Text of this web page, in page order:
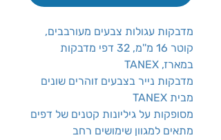
מדבקות עגולות צבעים מעורבבים,
קוטר 16 מ''מ, 32 דפי מדבקות
במארז, TANEX
מדבקות נייר בצבעים זוהרים שונים
מבית TANEX
מסופקות על גיליונות קטנים של דפים
מתאים למגוון שימושים רחב